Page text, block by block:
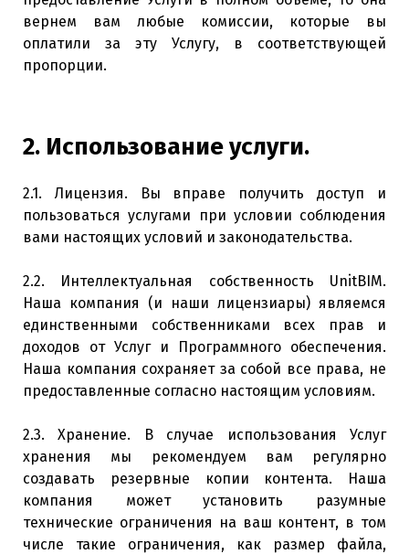
вернем вам любые комиссии, которые вы
оплатили за эту Услугу, в соответствующей
пропорции.
2. Использование услуги.
2.1. Лицензия. Вы вправе получить доступ и
пользоваться услугами при условии соблюдения
вами настоящих условий и законодательства.
2.2. Интеллектуальная собственность UnitBIM.
Наша компания (и наши лицензиары) являемся
единственными собственниками всех прав и
доходов от Услуг и Программного обеспечения.
Наша компания сохраняет за собой все права, не
предоставленные согласно настоящим условиям.
2.3. Хранение. В случае использования Услуг
хранения мы рекомендуем вам регулярно
создавать резервные копии контента. Наша
компания может установить разумные
технические ограничения на ваш контент, в том
числе такие ограничения, как размер файла,